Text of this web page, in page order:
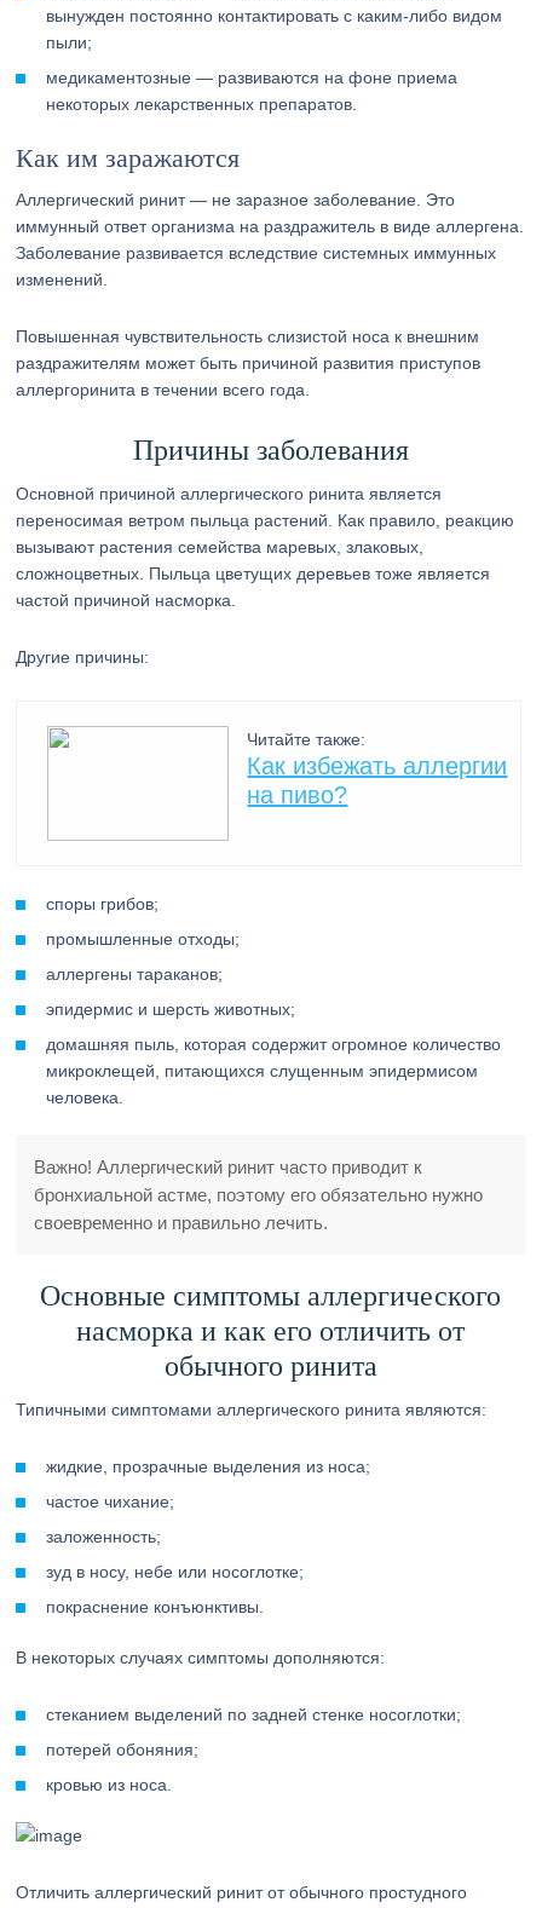
вынужден постоянно контактировать с каким-либо видом
пыли;
медикаментозные — развиваются на фоне приема
некоторых лекарственных препаратов.
Как им заражаются
Аллергический ринит — не заразное заболевание. Это
иммунный ответ организма на раздражитель в виде аллергена.
Заболевание развивается вследствие системных иммунных
изменений.
Повышенная чувствительность слизистой носа к внешним
раздражителям может быть причиной развития приступов
аллергоринита в течении всего года.
Причины заболевания
Основной причиной аллергического ринита является
переносимая ветром пыльца растений. Как правило, реакцию
вызывают растения семейства маревых, злаковых,
сложноцветных. Пыльца цветущих деревьев тоже является
частой причиной насморка.
Другие причины:
Читайте также:
Как избежать аллергии
на пиво?
споры грибов;
промышленные отходы;
аллергены тараканов;
эпидермис и шерсть животных;
домашняя пыль, которая содержит огромное количество
микроклещей, питающихся слущенным эпидермисом
человека.
Важно! Аллергический ринит часто приводит к
бронхиальной астме, поэтому его обязательно нужно
своевременно и правильно лечить.
Основные симптомы аллергического
насморка и как его отличить от
обычного ринита
Типичными симптомами аллергического ринита являются:
жидкие, прозрачные выделения из носа;
частое чихание;
заложенность;
зуд в носу, небе или носоглотке;
покраснение конъюнктивы.
В некоторых случаях симптомы дополняются:
стеканием выделений по задней стенке носоглотки;
потерей обоняния;
кровью из носа.
Отличить аллергический ринит от обычного простудного